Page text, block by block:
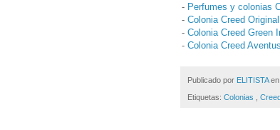
- Perfumes y colonias
- Colonia Creed
- Colonia Creed Green
- Colonia Creed Aventus
Publicado por ELITISTAen
Etiquetas: Colonias